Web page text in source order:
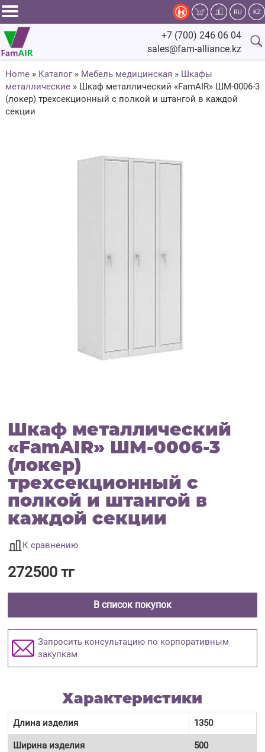
Задать
вопрос
специалисту
Главная
+7 (700) 246 06 04
sales@fam-alliance.kz
Home » Каталог » Мебель медицинская » Шкафы
металлические »Шкаф металлический «FamAIR» ШМ-0006-3
(локер) трехсекционный с полкой и штангой в каждой
секции
Шкаф металлический
«FamAIR» ШМ-0006-3
(локер)
трехсекционный с
полкой и штангой в
каждой секции
К сравнению
272500 тг
В список покупок
Запросить консультацию по корпоративным
закупкам
Характеристики
Длина изделия 1350
Ширина изделия 500